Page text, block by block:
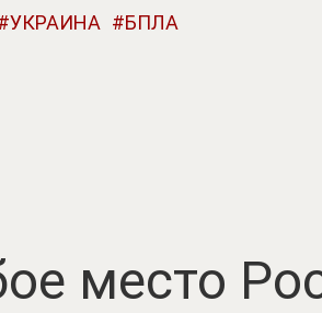
УКРАИНА БПЛА
место